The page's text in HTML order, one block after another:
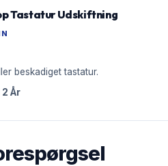
Tastatur Udskiftning
beskadiget tastatur.
År